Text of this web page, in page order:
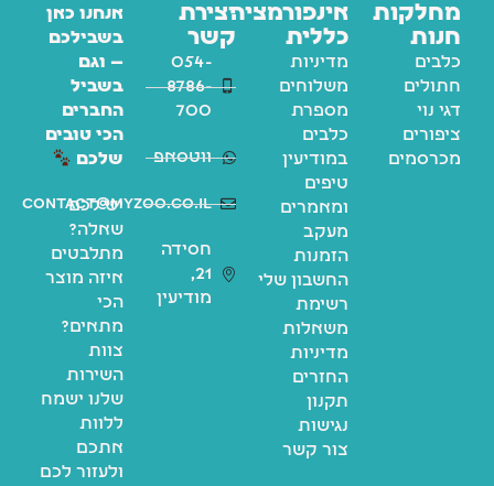
מחלקות
חנות
כלבים
חתולים
דגי נוי
ציפורים
מכרסמים
אינפורמציה
כללית
מדיניות
משלוחים
מספרת
כלבים
במודיעין
טיפים
ומאמרים
מעקב
הזמנות
החשבון שלי
רשימת
משאלות
מדיניות
החזרים
תקנון
נגישות
צור קשר
יצירת
קשר
054-
8786-
700
ווטסאפ
contact@myzoo.co.il
חסידה
21,
מודיעין
אנחנו כאן
בשבילכם
— וגם
בשביל
החברים
הכי טובים
שלכם
יש לכם
שאלה?
מתלבטים
איזה מוצר
הכי
מתאים?
צוות
השירות
שלנו ישמח
ללוות
אתכם
ולעזור לכם